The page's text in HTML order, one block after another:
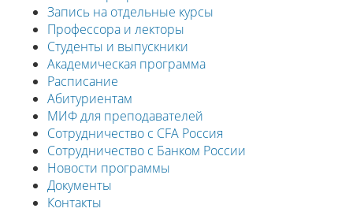
Запись на отдельные курсы
Профессора и лекторы
Студенты и выпускники
Академическая программа
Расписание
Абитуриентам
МИФ для преподавателей
Сотрудничество с CFA Россия
Сотрудничество с Банком России
Новости программы
Документы
Контакты